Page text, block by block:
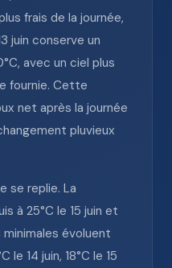
frais de la journée,
juin conserve un
avec un ciel plus
fournie. Cette
net après la journée
pluvieux
se replie. La
à 25°C le 15 juin et
minimales évoluent
le 14 juin, 18°C le 15